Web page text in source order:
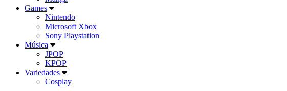
Games
Nintendo
Microsoft Xbox
Sony Playstation
Música
JPOP
KPOP
Variedades
Cosplay